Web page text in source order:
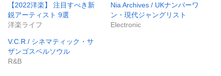
【2022洋楽】 注目すべき新
鋭アーティスト 9選
洋楽ライフ
Nia Archives / UKナンバーワ
ン・現代ジャングリスト
Electronic
V.C.R / シネマティック・サ
ザンゴスペルソウル
R&B